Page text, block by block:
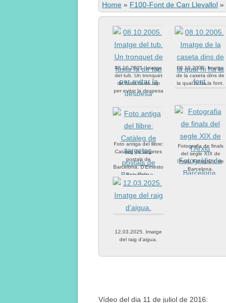
Home » F100-Font de Can Llevallol »
08.10.2005. Imatge
del tub. Un tronquet
de fusta fa de tap
per evitar la despesa
08.10.2005. Imatge
de la caseta dins de
la qual hi ha la font.
Foto antiga del llibre:
Catàleg de targetes
postals de
Barcelona. D’Ernesto
Boix Felip.
Ajuntament de
Fotografia de finals
del segle XIX de
l’Arxiu Fotogràfic de
Barcelona.
12.03.2025. Imatge
del raig d’aigua.
Vídeo del dia 11 de juliol de 2016: